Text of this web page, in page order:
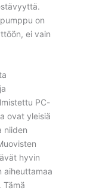
on
ei vain
PC-
ovat yleisiä
niiden
hyvin
aiheuttamaa
Tämä